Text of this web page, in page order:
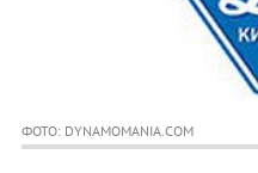
ФОТО: DYNAMOMANIA.COM